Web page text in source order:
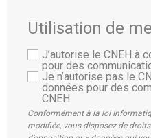
Utilisation de
J’autorise le CNEH à
pour des
Je n’autorise pas le
données pour des
CNEH
Conformément à la loi
modifiée, vous disposez de